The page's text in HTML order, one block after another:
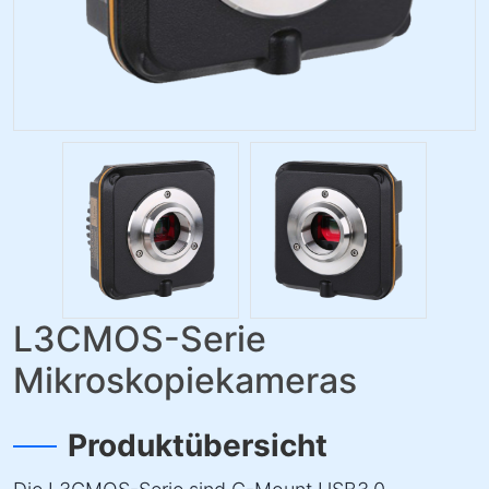
L3CMOS-Serie
Mikroskopiekameras
Produktübersicht